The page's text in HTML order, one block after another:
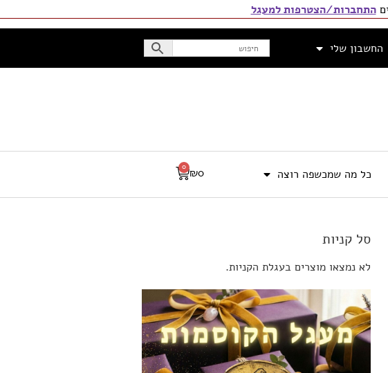
התחברות/הצטרפות למעגל
החשבון שלי
כל מה שמכשפה רוצה ₪0
0
סל קניות
לא נמצאו מוצרים בעגלת הקניות.